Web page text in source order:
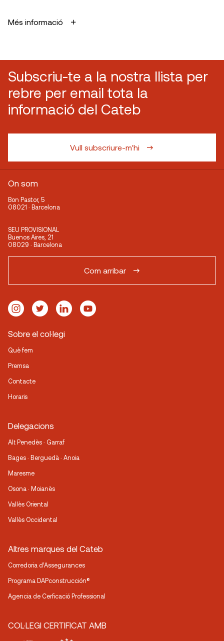
Més informació
Subscriu-te a la nostra llista per
rebre per email tota la
informació del Cateb
Vull subscriure-m'hi
On som
Bon Pastor, 5
08021 · Barcelona
SEU PROVISIONAL
Buenos Aires, 21
08029 · Barcelona
Com arribar
Sobre el col·legi
Què fem
Premsa
Contacte
Horaris
Delegacions
Alt Penedès · Garraf
Bages · Berguedà · Anoia
Maresme
Osona · Moianès
Vallès Oriental
Vallès Occidental
Altres marques del Cateb
Corredoria d’Assegurances
Programa DAPconstrucción®
Agencia de Cerficació Professional
COL·LEGI CERTIFICAT AMB